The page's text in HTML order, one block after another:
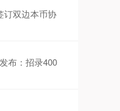
订双边本币协
布：招录400